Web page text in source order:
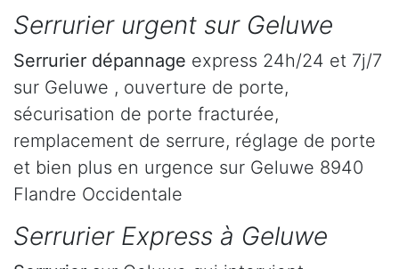
Serrurier urgent sur Geluwe
Serrurier dépannage express 24h/24 et 7j/7
sur Geluwe , ouverture de porte,
sécurisation de porte fracturée,
remplacement de serrure, réglage de porte
et bien plus en urgence sur Geluwe 8940
Flandre Occidentale
Serrurier Express à Geluwe